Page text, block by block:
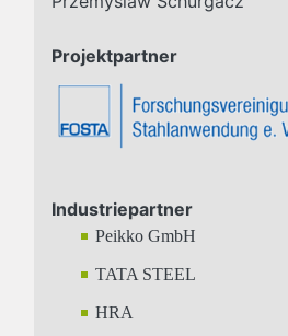
Projektpartner
Industriepartner
Peikko GmbH
TATA STEEL
HRA